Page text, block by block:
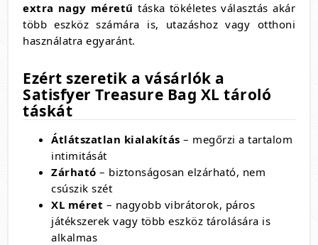
extra nagy méretű táska tökéletes választás akár
több eszköz számára is, utazáshoz vagy otthoni
használatra egyaránt.
Ezért szeretik a vásárlók a
Satisfyer Treasure Bag XL tároló
táskát
Átlátszatlan kialakítás – megőrzi a tartalom
intimitását
Zárható – biztonságosan elzárható, nem
csúszik szét
XL méret – nagyobb vibrátorok, páros
játékszerek vagy több eszköz tárolására is
alkalmas